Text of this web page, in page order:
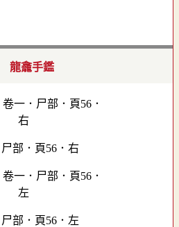
龍龕手鑑
部．頁56．右
部．頁56．左